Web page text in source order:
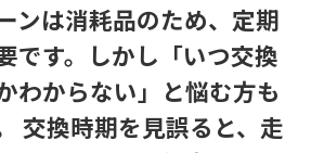
ンは消耗品のため、定期
です。しかし「いつ交換
わからない」と悩む方も
交換時期を見誤ると、走